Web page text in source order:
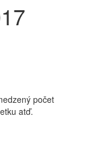
počet
atď.